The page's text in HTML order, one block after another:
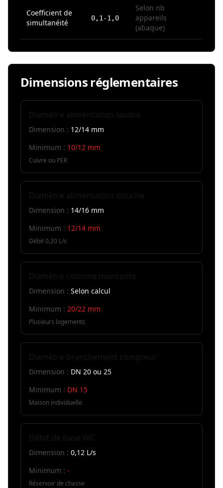
Coefficient de
simultanéité
0,1-1,0
Selon nb
appareils
(abaque)
Dimensions réglementaires
Dimension : 12/14 mm
Minimum : 10/12 mm
Cuivre ou PER
Dimension : 14/16 mm
Minimum : 12/14 mm
Débit 0,20 L/s
Dimension : Selon calcul
Minimum : 20/22 mm
Plusieurs logements
Dimension : DN 20 ou 25
Minimum : DN 15
Maison individuelle
Dimension : 0,12 L/s
Minimum : -
Réservoir de chasse